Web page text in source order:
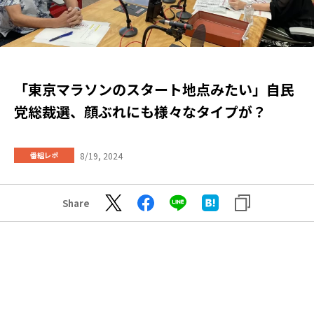
「東京マラソンのスタート地点みたい」自民
党総裁選、顔ぶれにも様々なタイプが？
番組レポ 8/19, 2024
Share